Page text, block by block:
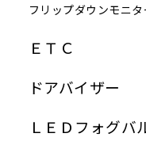
フリップダウンモニタ
ＥＴＣ
ドアバイザー
ＬＥＤフォグバ